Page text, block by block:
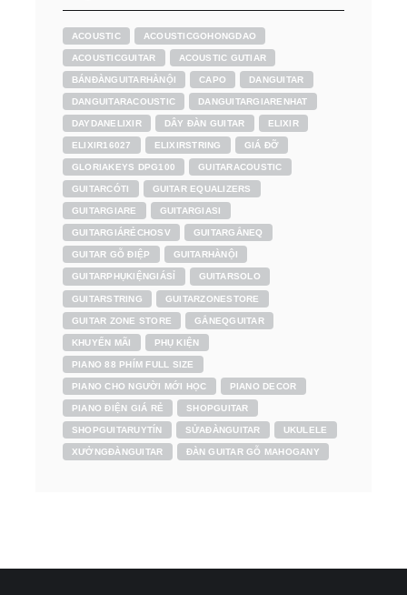
ACOUSTIC ACOUSTICGOHONGDAO
ACOUSTICGUITAR ACOUSTIC GUTIAR
BÁNĐÀNGUITARHÀNỘI CAPO DANGUITAR
DANGUITARACOUSTIC DANGUITARGIARENHAT
DAYDANELIXIR DÂY ĐÀN GUITAR ELIXIR
ELIXIR16027 ELIXIRSTRING GIÁ ĐỠ
GLORIAKEYS DPG100 GUITARACOUSTIC
GUITARCÓTI GUITAR EQUALIZERS
GUITARGIARE GUITARGIASI
GUITARGIÁRẺCHOSV GUITARGẮNEQ
GUITAR GỖ ĐIỆP GUITARHÀNỘI
GUITARPHỤKIỆNGIÁSỈ GUITARSOLO
GUITARSTRING GUITARZONESTORE
GUITAR ZONE STORE GẮNEQGUITAR
KHUYẾN MÃI PHỤ KIỆN
PIANO 88 PHÍM FULL SIZE
PIANO CHO NGƯỜI MỚI HỌC PIANO DECOR
PIANO ĐIỆN GIÁ RẺ SHOPGUITAR
SHOPGUITARUYTÍN SỬAĐÀNGUITAR UKULELE
XƯỞNGĐÀNGUITAR ĐÀN GUITAR GỖ MAHOGANY